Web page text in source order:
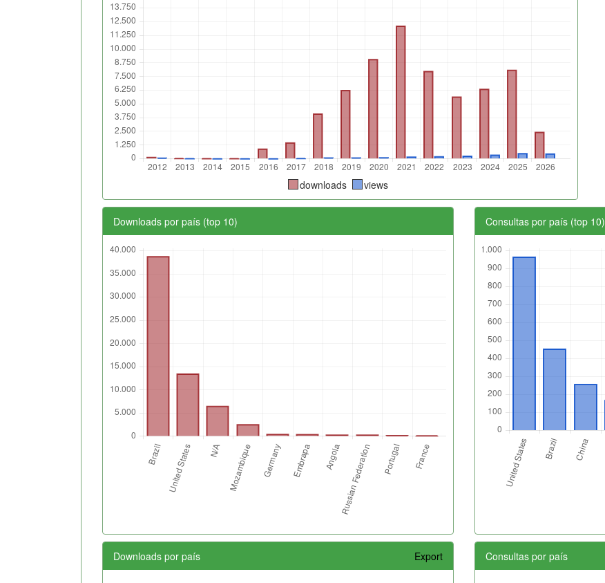
downloads views
Downloads por país (top 10) Consultas por país (top 10)
Downloads por país Export Consultas por país